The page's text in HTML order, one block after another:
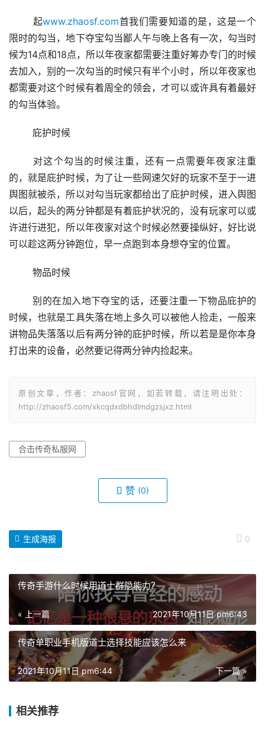
	起
www.zhaosf.com首我们需要知道的是，这是一个
限时的勾当，地下夺宝勾当鄙人午与晚上各有一次，勾当时
候为14点和18点，所以年夜家都需要注重好筹办专门的时候
去加入，别的一次勾当的时候只有半个小时，所以年夜家也
都需要对这个时候有着周全的领会，才可以或许具有着最好
的勾当体验。
	庇护时候
的，就是庇护时候，为了让一些网速欠好的玩家不至于一进
舆图就被杀，所以对勾当玩家都给出了庇护时候，进入舆图
以后，起头的两分钟都是有着庇护状况的，没有玩家可以或
许进行进犯，所以年夜家对这个时候必然要操纵好，好比说
可以趁这两分钟跑位，早一点跑到本身想夺宝的位置。
	物品时候
时候，也就是工具失落在地上多久可以被他人捡走，一般来
讲物品失落落以后有两分钟的庇护时候，所以若是是你本身
打出来的设备，必然要记得两分钟内捡起来。
原创文章，作者：zhaosf官网，如若转载，请注明出处：
http://zhaosf5.com/xkcqdxdbhdlmdgzsjxz.html
合击传奇私服网
赞 (0)
0
生成海报
传奇手游什么时候用道士群隐能力？
« 上一篇 2021年10月11日 pm6:43
传奇单职业手机版道士选择技能应该怎么来
下一篇 »
2021年10月11日 pm6:44
相关推荐